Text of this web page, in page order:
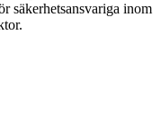
säkerhets­ansvariga inom